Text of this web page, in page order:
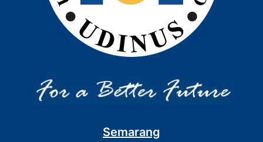
Semarang